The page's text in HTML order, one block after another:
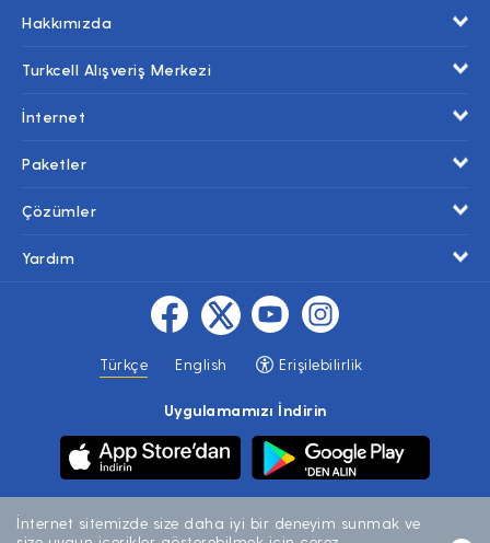
Hakkımızda
Turkcell Alışveriş Merkezi
İnternet
Paketler
Çözümler
Yardım
Türkçe English Erişilebilirlik
Uygulamamızı İndirin
İnternet sitemizde size daha iyi bir deneyim sunmak ve